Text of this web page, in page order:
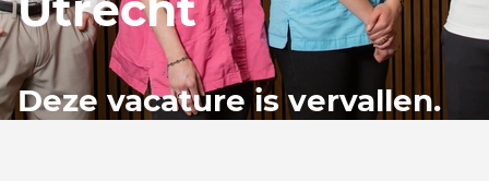
Deze vacature is vervallen.